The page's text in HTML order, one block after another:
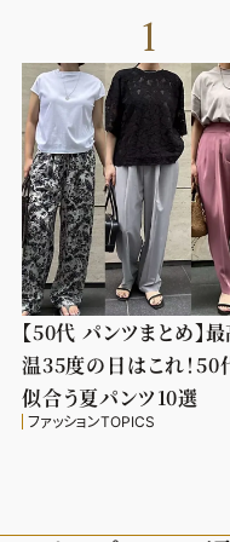
1
【50代 パンツまとめ】
温35度の日はこれ！50
似合う夏パンツ10選
ファッションTOPICS